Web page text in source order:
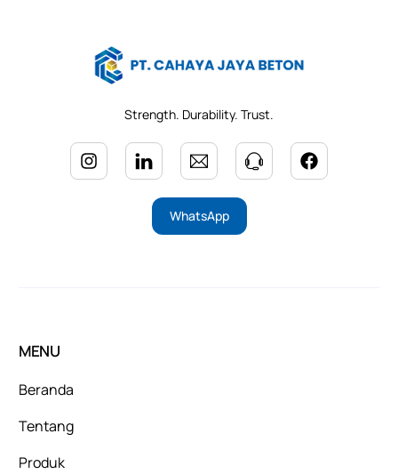
Strength. Durability. Trust.
WhatsApp
MENU
Beranda
Tentang
Produk